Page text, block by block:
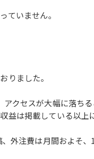
ていません。
りました。
クセスが大幅に落ちる
益は掲載している以上
外注費は月間およそ、